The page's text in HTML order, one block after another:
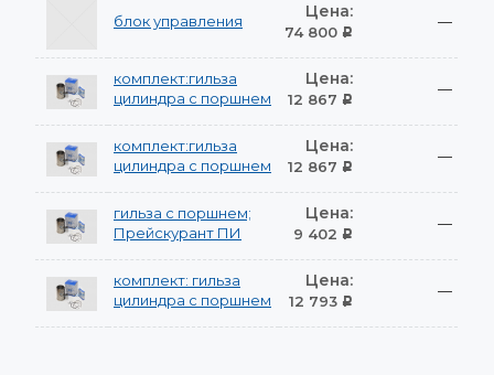
блок управления Цена:
74 800 Р
—
комплект:гильза
цилиндра с поршнем
Цена:
12 867 Р
—
комплект:гильза
цилиндра с поршнем
Цена:
12 867 Р
—
гильза с поршнем;
Прейскурант ПИ
Цена:
9 402 Р
—
комплект: гильза
цилиндра с поршнем
Цена:
12 793 Р
—